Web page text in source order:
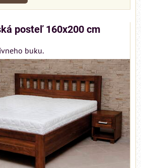
posteľ 160x200 cm
buku.